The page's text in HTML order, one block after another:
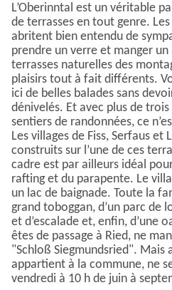
L’Oberinntal est un véritable
de terrasses en tout genre.
abritent bien entendu de
prendre un verre et manger
terrasses naturelles des
plaisirs tout à fait différents.
ici de belles balades sans
dénivelés. Et avec plus de
sentiers de randonnées, ce
Les villages de Fiss, Serfaus
construits sur l’une de ces
cadre est par ailleurs idéal
rafting et du parapente. Le
un lac de baignade. Toute la
grand toboggan, d’un parc de
et d’escalade et, enfin, d’une
êtes de passage à Ried, ne
"Schloß Siegmundsried". Mais
appartient à la commune, ne
vendredi à 10 h de juin à